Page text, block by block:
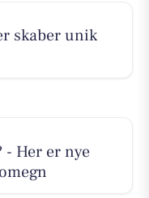
skaber unik
- Her er nye